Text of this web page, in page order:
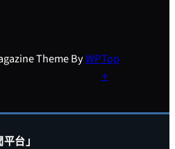
Theme ByWPTop
↑
台」